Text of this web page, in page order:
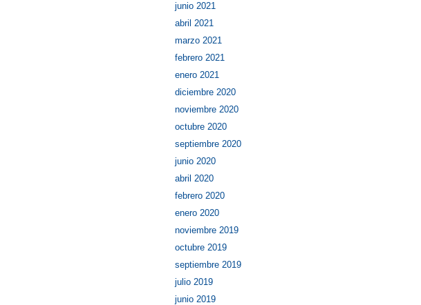
junio 2021
abril 2021
marzo 2021
febrero 2021
enero 2021
diciembre 2020
noviembre 2020
octubre 2020
septiembre 2020
junio 2020
abril 2020
febrero 2020
enero 2020
noviembre 2019
octubre 2019
septiembre 2019
julio 2019
junio 2019